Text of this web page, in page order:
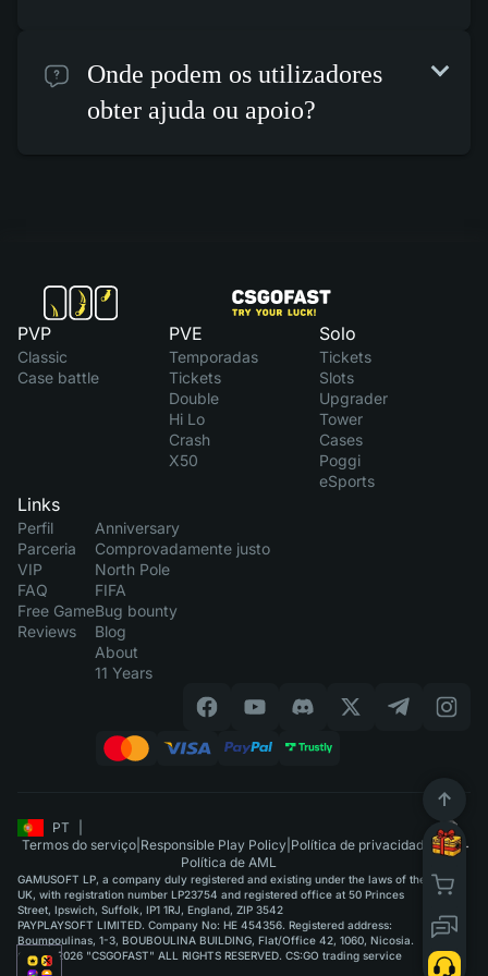
Onde podem os utilizadores
obter ajuda ou apoio?
PVP
Classic
Case battle
PVE
Temporadas
Tickets
Double
Hi Lo
Crash
X50
Solo
Tickets
Slots
Upgrader
Tower
Cases
Poggi
eSports
Links
Perfil
Parceria
VIP
FAQ
Free Game
Reviews
Anniversary
Comprovadamente justo
North Pole
FIFA
Bug bounty
Blog
About
11 Years
PT
Termos do serviço Responsible Play Policy Política de privacidade |
Política de AML
GAMUSOFT LP, a company duly registered and existing under the laws of the
UK, with registration number LP23754 and registered office at 50 Princes
Street, Ipswich, Suffolk, IP1 1RJ, England, ZIP 3542
PAYPLAYSOFT LIMITED. Company No: HE 454356. Registered address:
Boumpoulinas, 1-3, BOUBOULINA BUILDING, Flat/Office 42, 1060, Nicosia.
©2015-2026 "CSGOFAST" ALL RIGHTS RESERVED. CS:GO trading service